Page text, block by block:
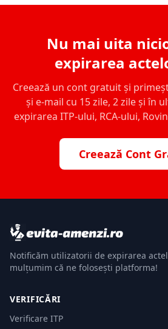
Nu mai uita
expirarea
Creează un cont gratuit și
și e-mail cu 15 zile, 2 zile și în
expirarea ITP-ului, RCA-ului,
Creează Cont
Notificăm utilizatorii de expirarea
mulțumim că ne folosești platforma!
VERIFICĂRI
Verificare ITP